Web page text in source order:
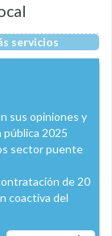
servicios
sus opiniones y
pública 2025
sector puente
de 20
coactiva del